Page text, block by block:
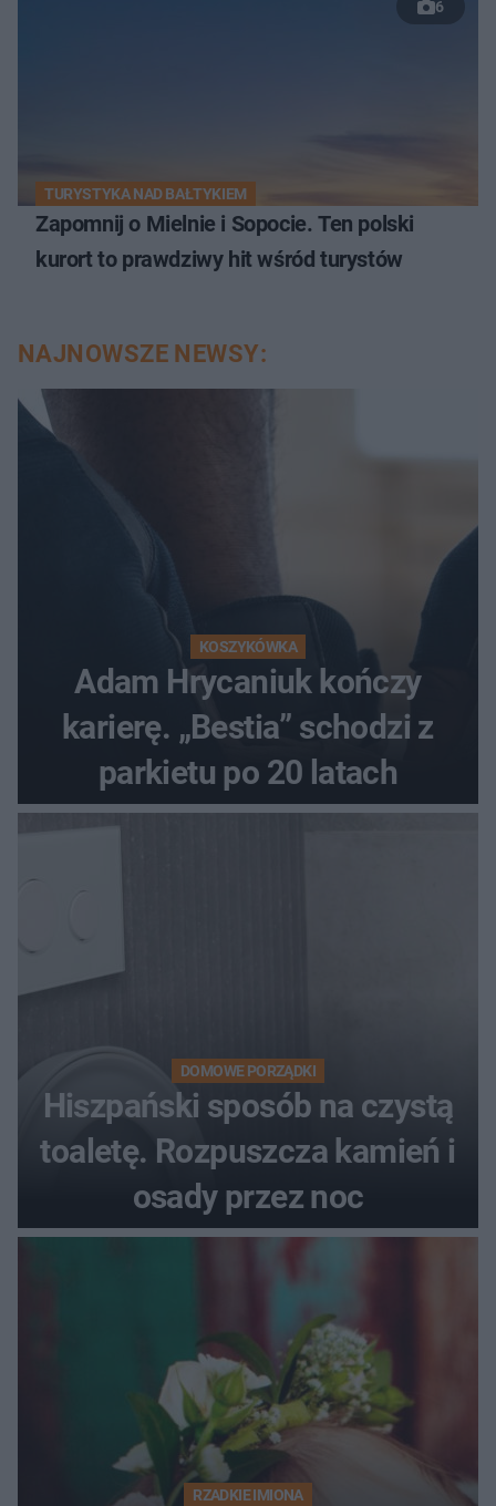
6
TURYSTYKA NAD BAŁTYKIEM
Zapomnij o Mielnie i Sopocie. Ten polski
kurort to prawdziwy hit wśród turystów
NAJNOWSZE NEWSY:
KOSZYKÓWKA
Adam Hrycaniuk kończy
karierę. „Bestia” schodzi z
parkietu po 20 latach
DOMOWE PORZĄDKI
Hiszpański sposób na czystą
toaletę. Rozpuszcza kamień i
osady przez noc
RZADKIE IMIONA